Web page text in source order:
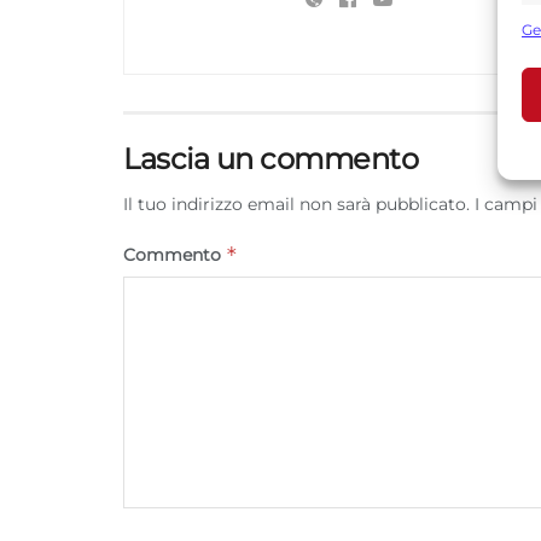
Lascia un commento
Il tuo indirizzo email non sarà pubblicato. I
Commento *